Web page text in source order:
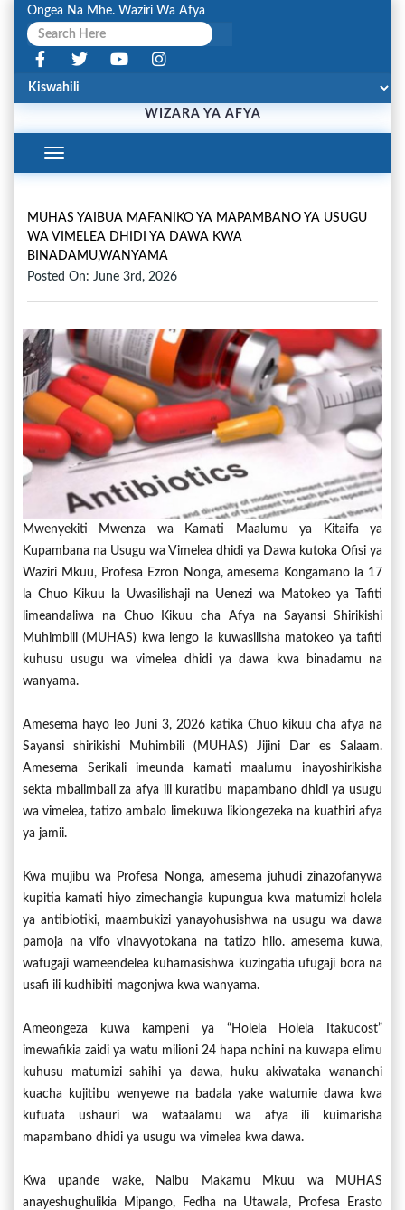
Ongea Na Mhe. Waziri Wa Afya
WIZARA YA AFYA
Toggle
Navigation
MUHAS YAIBUA MAFANIKO YA MAPAMBANO YA USUGU
WA VIMELEA DHIDI YA DAWA KWA
BINADAMU,WANYAMA
Posted On: June 3rd, 2026
Mwenyekiti Mwenza wa Kamati Maalumu ya Kitaifa ya
Kupambana na Usugu wa Vimelea dhidi ya Dawa kutoka Ofisi ya
Waziri Mkuu, Profesa Ezron Nonga, amesema Kongamano la 17
la Chuo Kikuu la Uwasilishaji na Uenezi wa Matokeo ya Tafiti
limeandaliwa na Chuo Kikuu cha Afya na Sayansi Shirikishi
Muhimbili (MUHAS) kwa lengo la kuwasilisha matokeo ya tafiti
kuhusu usugu wa vimelea dhidi ya dawa kwa binadamu na
wanyama.
Amesema hayo leo Juni 3, 2026 katika Chuo kikuu cha afya na
Sayansi shirikishi Muhimbili (MUHAS) Jijini Dar es Salaam.
Amesema Serikali imeunda kamati maalumu inayoshirikisha
sekta mbalimbali za afya ili kuratibu mapambano dhidi ya usugu
wa vimelea, tatizo ambalo limekuwa likiongezeka na kuathiri afya
ya jamii.
Kwa mujibu wa Profesa Nonga, amesema juhudi zinazofanywa
kupitia kamati hiyo zimechangia kupungua kwa matumizi holela
ya antibiotiki, maambukizi yanayohusishwa na usugu wa dawa
pamoja na vifo vinavyotokana na tatizo hilo. amesema kuwa,
wafugaji wameendelea kuhamasishwa kuzingatia ufugaji bora na
usafi ili kudhibiti magonjwa kwa wanyama.
Ameongeza kuwa kampeni ya “Holela Holela Itakucost”
imewafikia zaidi ya watu milioni 24 hapa nchini na kuwapa elimu
kuhusu matumizi sahihi ya dawa, huku akiwataka wananchi
kuacha kujitibu wenyewe na badala yake watumie dawa kwa
kufuata ushauri wa wataalamu wa afya ili kuimarisha
mapambano dhidi ya usugu wa vimelea kwa dawa.
Kwa upande wake, Naibu Makamu Mkuu wa MUHAS
anayeshughulikia Mipango, Fedha na Utawala, Profesa Erasto